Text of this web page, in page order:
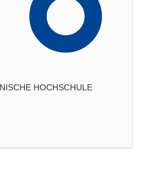
HOCHSCHULE